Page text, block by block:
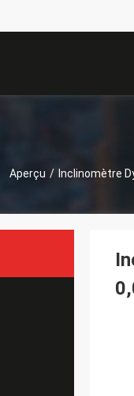
Aperçu / Inclinomètre